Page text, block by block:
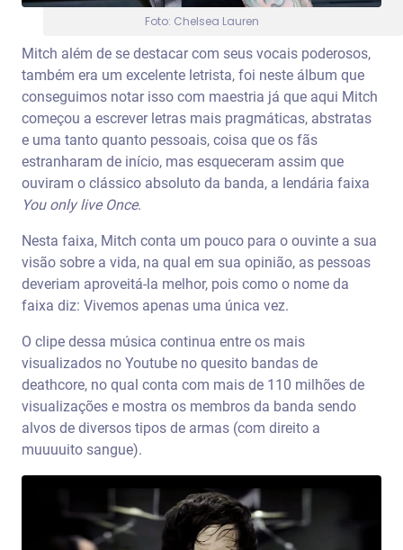
Foto: Chelsea Lauren
Mitch além de se destacar com seus vocais poderosos,
também era um excelente letrista, foi neste álbum que
conseguimos notar isso com maestria já que aqui Mitch
começou a escrever letras mais pragmáticas, abstratas
e uma tanto quanto pessoais, coisa que os fãs
estranharam de início, mas esqueceram assim que
ouviram o clássico absoluto da banda, a lendária faixa
You only live Once.
Nesta faixa, Mitch conta um pouco para o ouvinte a sua
visão sobre a vida, na qual em sua opinião, as pessoas
deveriam aproveitá-la melhor, pois como o nome da
faixa diz: Vivemos apenas uma única vez.
O clipe dessa música continua entre os mais
visualizados no Youtube no quesito bandas de
deathcore, no qual conta com mais de 110 milhões de
visualizações e mostra os membros da banda sendo
alvos de diversos tipos de armas (com direito a
muuuuito sangue).